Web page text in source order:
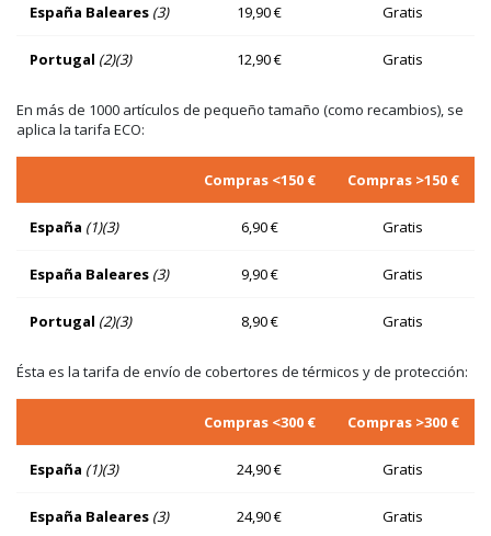
España Baleares (3) 19,90 € Gratis
Portugal (2)(3) 12,90 € Gratis
En más de 1000 artículos de pequeño tamaño (como recambios), se
aplica la tarifa ECO:
Compras <150 € Compras >150 €
España (1)(3) 6,90 € Gratis
España Baleares (3) 9,90 € Gratis
Portugal (2)(3) 8,90 € Gratis
Ésta es la tarifa de envío de cobertores de térmicos y de protección:
Compras <300 € Compras >300 €
España (1)(3) 24,90 € Gratis
España Baleares (3) 24,90 € Gratis